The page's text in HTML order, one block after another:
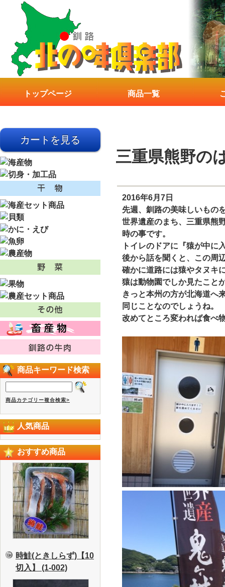
トップページ 商品一覧
三重県熊野の
2016年6月7日
先週、釧路の美味しいもの
世界遺産のまち、三重県熊
時の事です。
トイレのドアに『猿が中に
後から話を聞くと、この周
確かに道路には猿やタヌキ
猿は動物園でしか見たこと
きっと本州の方が北海道へ
同じことなのでしょうね。
改めてところ変われば食べ
商品キーワード検索
商品カテゴリー複合検索>
人気商品
おすすめ商品
時鮭(ときしらず)【10
切入】 (1-002)